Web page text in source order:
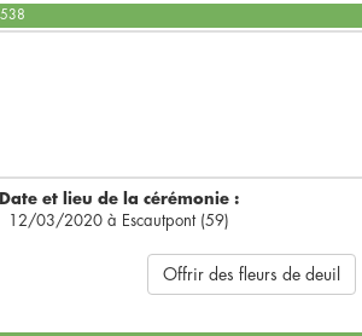
Date et lieu de la cérémonie :
12/03/2020 à Escautpont (59)
Offrir des fleurs de deuil